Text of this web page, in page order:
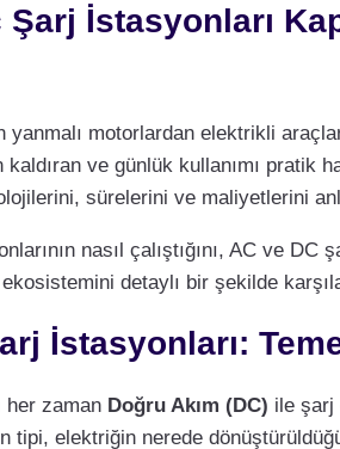
İstasyonları
motorlardan elektrikli
ve günlük kullanımı pratik
sürelerini ve maliyetlerini
nasıl çalıştığını, AC ve
detaylı bir şekilde
İstasyonları:
her zaman Doğru Akım (DC) ile şarj
tipi, elektriğin nerede